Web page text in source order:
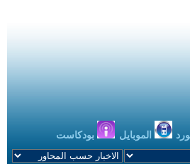
الموبايل بودكاست